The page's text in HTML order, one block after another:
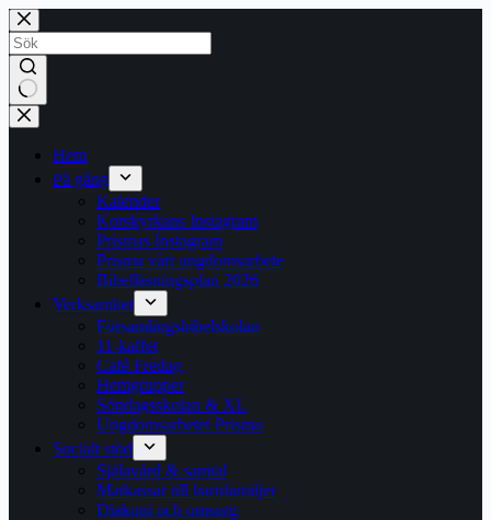
Hoppa
till
innehåll
Inga
resultat
Hem
På gång
Kalender
Korskyrkans Instagram
Prismas Instagram
Prisma vårt ungdomsarbete
Bibelläsningsplan 2026
Verksamhet
Församlingsbibelskolan
11-kaffet
Café Fredag
Hemgrupper
Söndagsskolan & XL
Ungdomsarbetet Prisma
Socialt stöd
Själavård & samtal
Matkassar till barnfamiljer
Diakoni och omsorg